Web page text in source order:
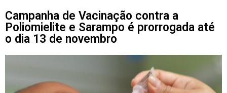
Campanha de Vacinação contra a
Poliomielite e Sarampo é prorrogada até
o dia 13 de novembro